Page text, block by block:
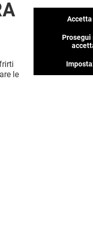
Abbiamo tanti
pensiamo ti
le
Prosegui